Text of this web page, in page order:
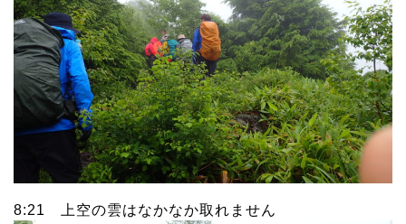
8:21 上空の雲はなかなか取れません